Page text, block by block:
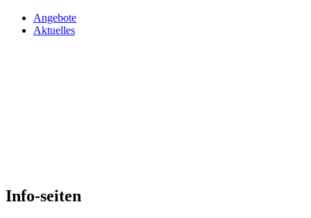
Angebote
Aktuelles
Info-seiten